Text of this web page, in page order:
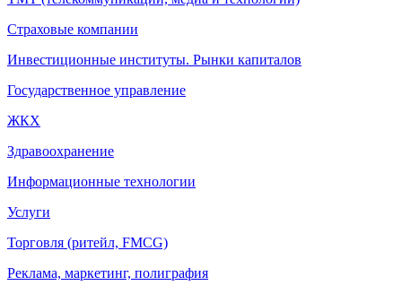
Страховые компании
Инвестиционные институты. Рынки капиталов
Государственное управление
ЖКХ
Здравоохранение
Информационные технологии
Услуги
Торговля (ритейл, FMCG)
Реклама, маркетинг, полиграфия